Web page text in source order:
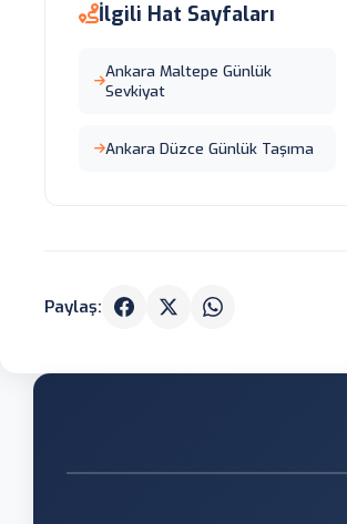
İlgili Hat Sayfaları
Ankara Maltepe Günlük
Sevkiyat
Ankara Düzce Günlük Taşıma
Paylaş: